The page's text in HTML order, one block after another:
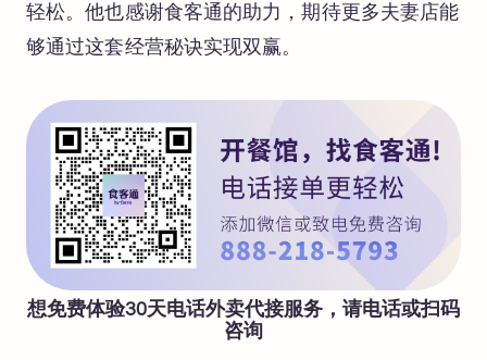
轻松。他也感谢食客通的助力，期待更多夫妻店能
够通过这套经营秘诀实现双赢。
想免费体验30天电话外卖代接服务，请电话或扫码
咨询